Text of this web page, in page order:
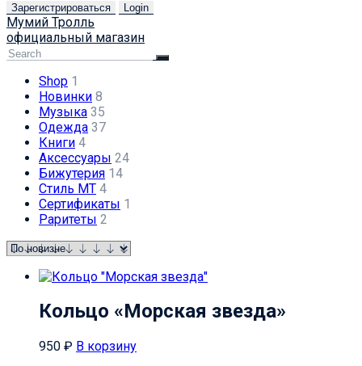
Зарегистрироваться Login
Мумий Тролль
официальный магазин
Shop 1
Новинки 8
Музыка 35
Одежда 37
Книги 4
Аксессуары 24
Бижутерия 14
Стиль МТ 4
Сертификаты 1
Раритеты 2
Кольцо «Морская звезда»
950 ₽ В корзину